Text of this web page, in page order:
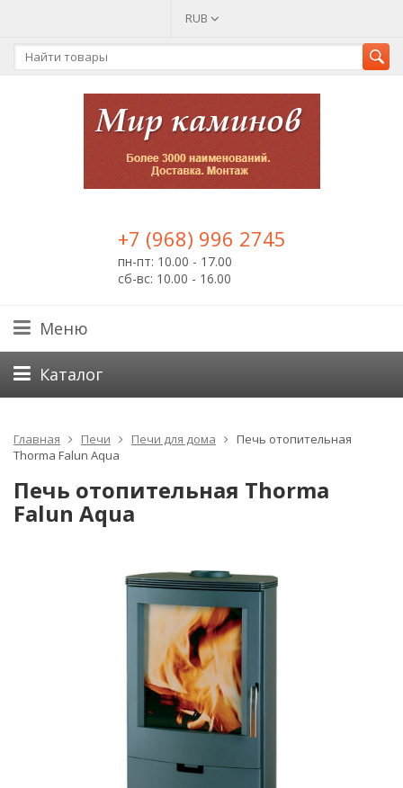
RUB
+7 (968) 996 2745
пн-пт: 10.00 - 17.00
сб-вс: 10.00 - 16.00
Меню
Каталог
Главная Печи Печи для дома
Печь отопительная
Thorma Falun Aqua
Печь отопительная Thorma
Falun Aqua